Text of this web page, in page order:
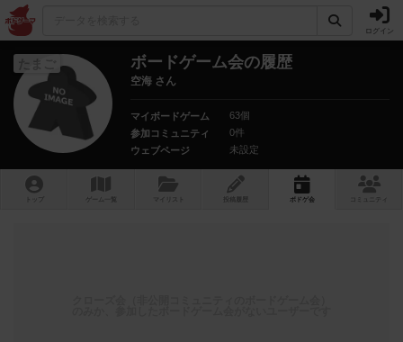
ログイン
たまご ボードゲーム会の履歴
空海 さん
マイボードゲーム
63個
参加コミュニティ
0件
ウェブページ
未設定
ゲーム一覧 マイリスト 投稿履歴 ボ ドゲ会